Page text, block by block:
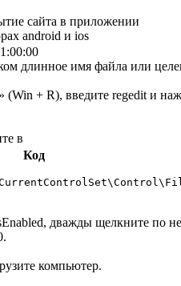
сайта в приложении
android и ios
длинное имя файла или
+ R), введите regedit и
в
Код
дважды щелкните по
компьютер.